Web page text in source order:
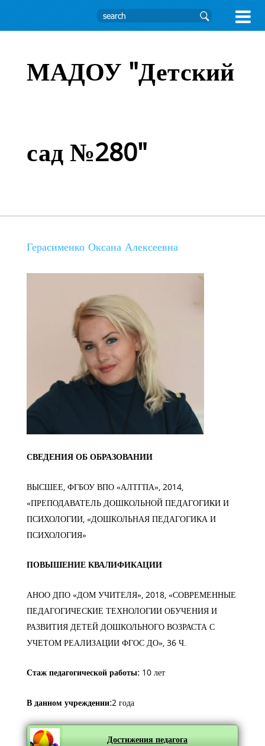

МАДОУ "Детский
сад №280"
Герасименко Оксана Алексеевна
СВЕДЕНИЯ ОБ ОБРАЗОВАНИИ
ВЫСШЕЕ, ФГБОУ ВПО «АЛТГПА», 2014,
«ПРЕПОДАВАТЕЛЬ ДОШКОЛЬНОЙ ПЕДАГОГИКИ И
ПСИХОЛОГИИ, «ДОШКОЛЬНАЯ ПЕДАГОГИКА И
ПСИХОЛОГИЯ»
ПОВЫШЕНИЕ КВАЛИФИКАЦИИ
АНОО ДПО «ДОМ УЧИТЕЛЯ», 2018, «СОВРЕМЕННЫЕ
ПЕДАГОГИЧЕСКИЕ ТЕХНОЛОГИИ ОБУЧЕНИЯ И
РАЗВИТИЯ ДЕТЕЙ ДОШКОЛЬНОГО ВОЗРАСТА С
УЧЕТОМ РЕАЛИЗАЦИИ ФГОС ДО», 36 Ч.
Стаж педагогической работы:10 лет
В данном учреждении:2 года
Достижения педагога